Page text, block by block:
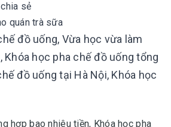
sẻ
quán trà sữa
đồ uống, Vừa học vừa làm
Khóa học pha chế đồ uống tổng
đồ uống tại Hà Nội, Khóa học
hợp bao nhiêu tiền, Khóa học pha